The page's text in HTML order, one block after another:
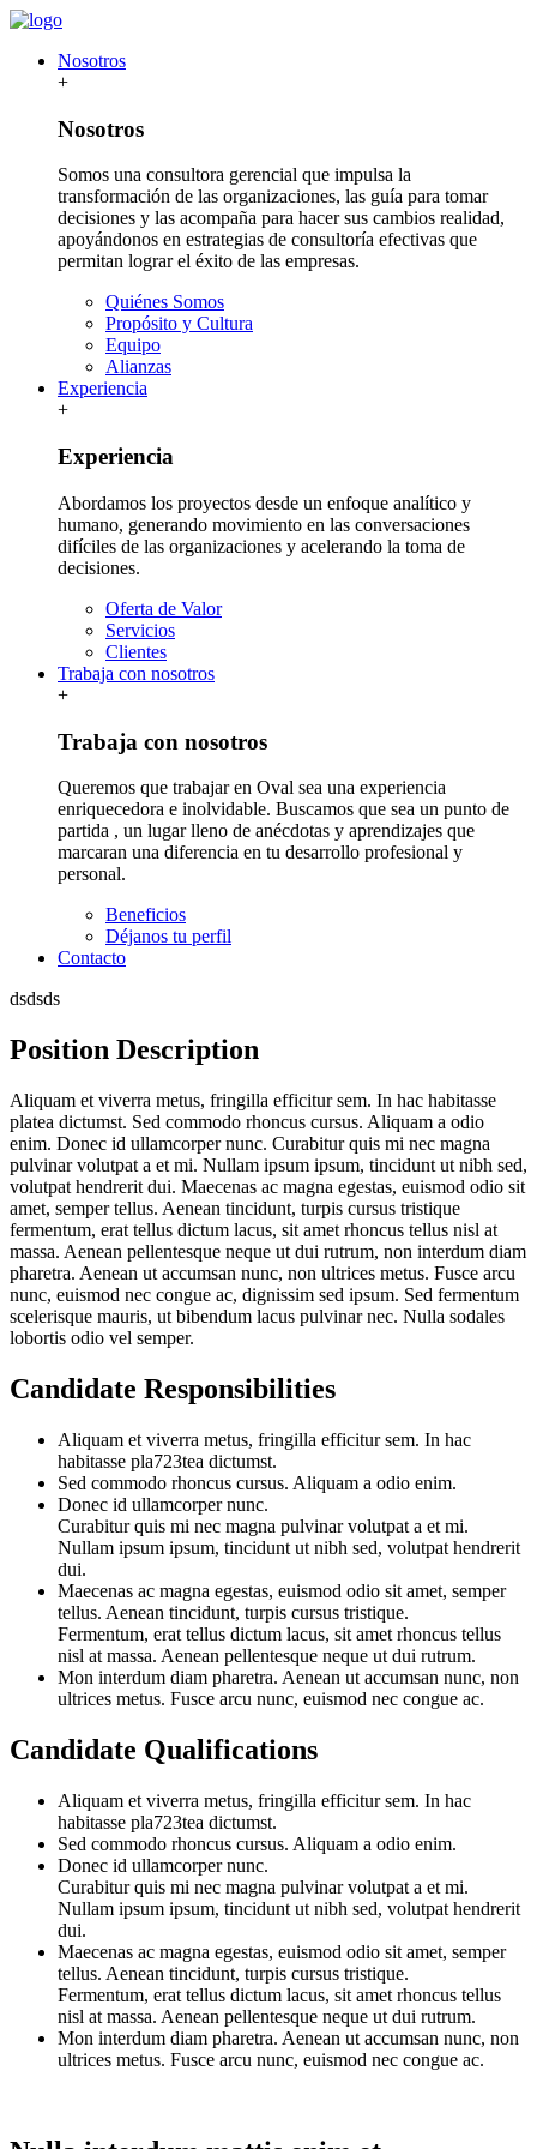
Nosotros
+
Nosotros
Somos una consultora gerencial que impulsa la
transformación de las organizaciones, las guía para tomar
decisiones y las acompaña para hacer sus cambios realidad,
apoyándonos en estrategias de consultoría efectivas que
permitan lograr el éxito de las empresas.
Quiénes Somos
Propósito y Cultura
Equipo
Alianzas
Experiencia
+
Experiencia
Abordamos los proyectos desde un enfoque analítico y
humano, generando movimiento en las conversaciones
difíciles de las organizaciones y acelerando la toma de
decisiones.
Oferta de Valor
Servicios
Clientes
Trabaja con nosotros
+
Trabaja con nosotros
Queremos que trabajar en Oval sea una experiencia
enriquecedora e inolvidable. Buscamos que sea un punto de
partida , un lugar lleno de anécdotas y aprendizajes que
marcaran una diferencia en tu desarrollo profesional y
personal.
Beneficios
Déjanos tu perfil
Contacto
dsdsds
Position Description
Aliquam et viverra metus, fringilla efficitur sem. In hac habitasse
platea dictumst. Sed commodo rhoncus cursus. Aliquam a odio
enim. Donec id ullamcorper nunc. Curabitur quis mi nec magna
pulvinar volutpat a et mi. Nullam ipsum ipsum, tincidunt ut nibh sed,
volutpat hendrerit dui. Maecenas ac magna egestas, euismod odio sit
amet, semper tellus. Aenean tincidunt, turpis cursus tristique
fermentum, erat tellus dictum lacus, sit amet rhoncus tellus nisl at
massa. Aenean pellentesque neque ut dui rutrum, non interdum diam
pharetra. Aenean ut accumsan nunc, non ultrices metus. Fusce arcu
nunc, euismod nec congue ac, dignissim sed ipsum. Sed fermentum
scelerisque mauris, ut bibendum lacus pulvinar nec. Nulla sodales
lobortis odio vel semper.
Candidate Responsibilities
Aliquam et viverra metus, fringilla efficitur sem. In hac
habitasse pla723tea dictumst.
Sed commodo rhoncus cursus. Aliquam a odio enim.
Donec id ullamcorper nunc.
Curabitur quis mi nec magna pulvinar volutpat a et mi.
Nullam ipsum ipsum, tincidunt ut nibh sed, volutpat hendrerit
dui.
Maecenas ac magna egestas, euismod odio sit amet, semper
tellus. Aenean tincidunt, turpis cursus tristique.
Fermentum, erat tellus dictum lacus, sit amet rhoncus tellus
nisl at massa. Aenean pellentesque neque ut dui rutrum.
Mon interdum diam pharetra. Aenean ut accumsan nunc, non
ultrices metus. Fusce arcu nunc, euismod nec congue ac.
Candidate Qualifications
Aliquam et viverra metus, fringilla efficitur sem. In hac
habitasse pla723tea dictumst.
Sed commodo rhoncus cursus. Aliquam a odio enim.
Donec id ullamcorper nunc.
Curabitur quis mi nec magna pulvinar volutpat a et mi.
Nullam ipsum ipsum, tincidunt ut nibh sed, volutpat hendrerit
dui.
Maecenas ac magna egestas, euismod odio sit amet, semper
tellus. Aenean tincidunt, turpis cursus tristique.
Fermentum, erat tellus dictum lacus, sit amet rhoncus tellus
nisl at massa. Aenean pellentesque neque ut dui rutrum.
Mon interdum diam pharetra. Aenean ut accumsan nunc, non
ultrices metus. Fusce arcu nunc, euismod nec congue ac.